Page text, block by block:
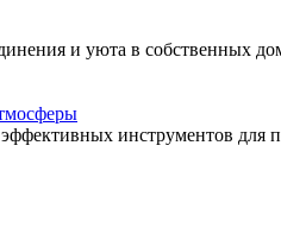
и уюта в собственных
инструментов для